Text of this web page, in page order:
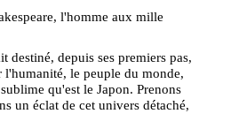
l'homme aux mille
destiné, depuis ses premiers pas,
l'humanité, le peuple du monde,
qu'est le Japon. Prenons
un éclat de cet univers détaché,